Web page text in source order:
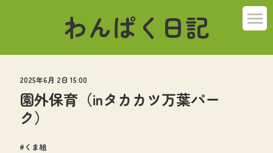
わんぱく日記
ばんび組
2025年6月 2日 15:00
園外保育（inタカカツ万葉パー
ク）
くま組